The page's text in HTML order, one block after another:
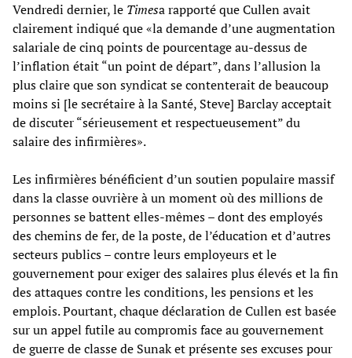
Vendredi dernier, le Timesa rapporté que Cullen avait
clairement indiqué que «la demande d’une augmentation
salariale de cinq points de pourcentage au-dessus de
l’inflation était “un point de départ”, dans l’allusion la
plus claire que son syndicat se contenterait de beaucoup
moins si [le secrétaire à la Santé, Steve] Barclay acceptait
de discuter “sérieusement et respectueusement” du
salaire des infirmières».
Les infirmières bénéficient d’un soutien populaire massif
dans la classe ouvrière à un moment où des millions de
personnes se battent elles-mêmes – dont des employés
des chemins de fer, de la poste, de l’éducation et d’autres
secteurs publics – contre leurs employeurs et le
gouvernement pour exiger des salaires plus élevés et la fin
des attaques contre les conditions, les pensions et les
emplois. Pourtant, chaque déclaration de Cullen est basée
sur un appel futile au compromis face au gouvernement
de guerre de classe de Sunak et présente ses excuses pour